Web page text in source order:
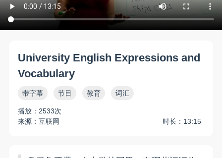
University English Expressions and
Vocabulary
带字幕 节目 教育 词汇
播放：2533次
来源：互联网
时长：13:15